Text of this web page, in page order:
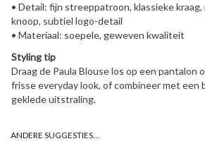
• Detail: fijn streeppatroon, klassieke
knoop, subtiel logo-detail
• Materiaal: soepele, geweven kwaliteit
Styling tip
Draag de Paula Blouse los op een pantalon
frisse everyday look, of combineer met een
geklede uitstraling.
ANDERE SUGGESTIES…